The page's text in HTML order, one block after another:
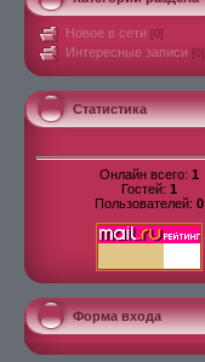
Новое в сети [0]
Интересные записи [0]
Статистика
Онлайн всего: 1
Гостей: 1
Пользователей: 0
Форма входа